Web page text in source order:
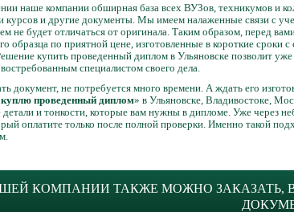
наше компании обширная база всех ВУЗов, техникумов и
курсов и другие документы. Мы имеем налаженные связи с
не будет отличаться от оригинала. Таким образом, перед
образца по приятной цене, изготовленные в короткие
купить проведенный диплом в Ульяновске позволит
специалистом своего дела.
документ, не потребуется много времени. А ждать его
куплю проведенный диплом» в Ульяновске, Владивостоке,
детали и тонкости, которые вам нужны в дипломе. Уже через
оплатите только после полной проверки. Именно такой
КОМПАНИИ ТАКЖЕ МОЖНО ЗАКАЗАТЬ,